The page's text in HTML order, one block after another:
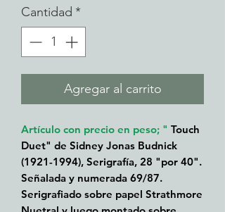
Cantidad *
Agregar al carrito
Artículo con precio en peso; " Touch
Duet" de Sidney Jonas Budnick
(1921-1994), Serigrafía, 28 "por 40".
Señalada y numerada 69/87.
Serigrafiado sobre papel Strathmore